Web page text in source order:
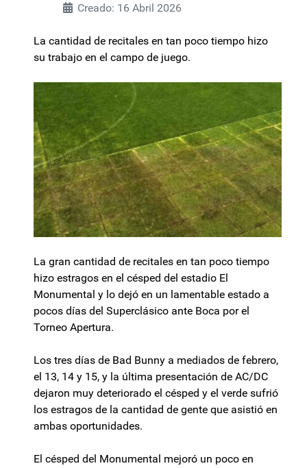
Creado: 16 Abril 2026
La cantidad de recitales en tan poco tiempo hizo
su trabajo en el campo de juego.
La gran cantidad de recitales en tan poco tiempo
hizo estragos en el césped del estadio El
Monumental y lo dejó en un lamentable estado a
pocos días del Superclásico ante Boca por el
Torneo Apertura.
Los tres días de Bad Bunny a mediados de febrero,
el 13, 14 y 15, y la última presentación de AC/DC
dejaron muy deteriorado el césped y el verde sufrió
los estragos de la cantidad de gente que asistió en
ambas oportunidades.
El césped del Monumental mejoró un poco en